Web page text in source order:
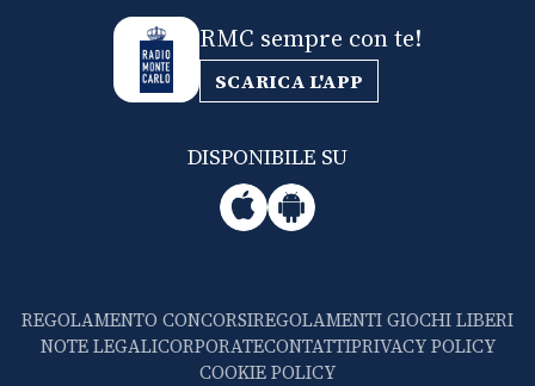
RMC sempre con te!
SCARICA L'APP
DISPONIBILE SU
REGOLAMENTO CONCORSIREGOLAMENTI GIOCHI LIBERI
NOTE LEGALICORPORATECONTATTIPRIVACY POLICY
COOKIE POLICY